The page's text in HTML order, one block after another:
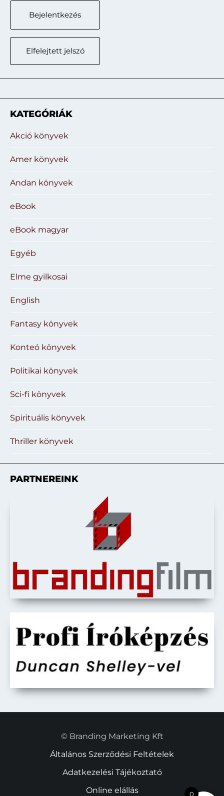
Elfelejtett jelszó
KATEGÓRIÁK
Akció könyvek
Amer könyvek
Andan könyvek
eBook
eBook magyar
Egyéb
Elme gyilkosai
English
Fantasy könyvek
Konteó könyvek
Politikai könyvek
Sci-fi könyvek
Spirituális könyvek
Thriller könyvek
PARTNEREINK
© Branding Marketing Kft
Általános Szerződési Feltételek
Adatkezelési Tájékoztató
Online elállás
0